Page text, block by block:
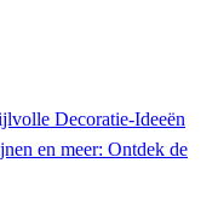
Decoratie-Ideeën
en meer: Ontdek de